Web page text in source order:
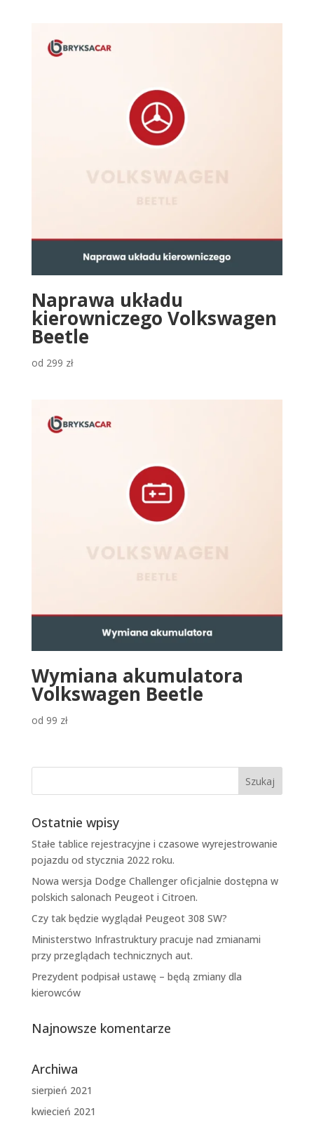
Naprawa układu
kierowniczego Volkswagen
Beetle
od 299 zł
Wymiana akumulatora
Volkswagen Beetle
od 99 zł
Ostatnie wpisy
Stałe tablice rejestracyjne i czasowe wyrejestrowanie
pojazdu od stycznia 2022 roku.
Nowa wersja Dodge Challenger oficjalnie dostępna w
polskich salonach Peugeot i Citroen.
Czy tak będzie wyglądał Peugeot 308 SW?
Ministerstwo Infrastruktury pracuje nad zmianami
przy przeglądach technicznych aut.
Prezydent podpisał ustawę – będą zmiany dla
kierowców
Najnowsze komentarze
Archiwa
sierpień 2021
kwiecień 2021